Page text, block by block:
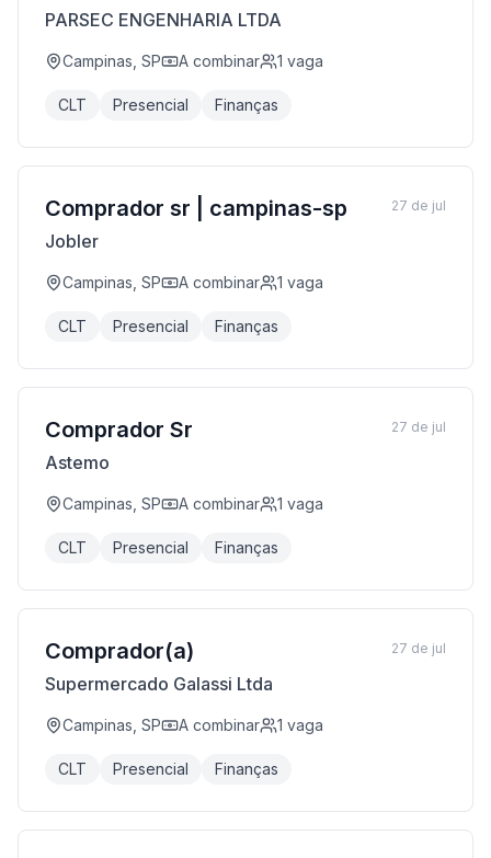
PARSEC ENGENHARIA LTDA
Campinas, SP A combinar 1 vaga
CLT Presencial Finanças
Comprador sr | campinas-sp
Jobler
Campinas, SP A combinar 1 vaga
CLT Presencial Finanças
27 de jul
Comprador Sr
Astemo
Campinas, SP A combinar 1 vaga
CLT Presencial Finanças
27 de jul
Comprador(a)
Supermercado Galassi Ltda
Campinas, SP A combinar 1 vaga
CLT Presencial Finanças
27 de jul